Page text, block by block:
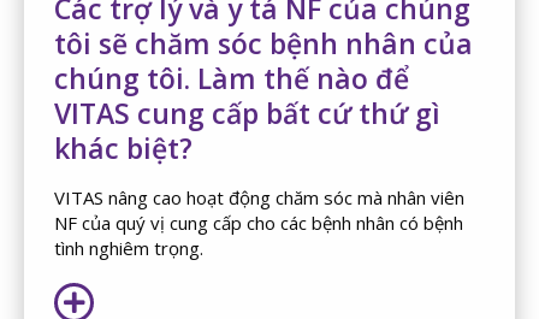
Các trợ lý và y tá NF của chúng
tôi sẽ chăm sóc bệnh nhân của
chúng tôi. Làm thế nào để
VITAS cung cấp bất cứ thứ gì
khác biệt?
VITAS nâng cao hoạt động chăm sóc mà nhân viên
NF của quý vị cung cấp cho các bệnh nhân có bệnh
tình nghiêm trọng.